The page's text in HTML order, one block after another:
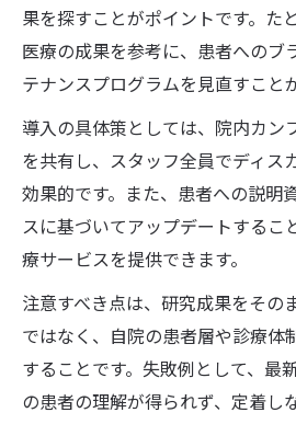
果を探すことがポイントです。た
医療の成果を参考に、患者へのブ
テナンスプログラムを見直すこと
導入の具体策としては、院内カン
を共有し、スタッフ全員でディス
効果的です。また、患者への説明
スに基づいてアップデートするこ
療サービスを提供できます。
注意すべき点は、研究成果をその
ではなく、自院の患者層や診療体
することです。失敗例として、最
の患者の理解が得られず、定着し